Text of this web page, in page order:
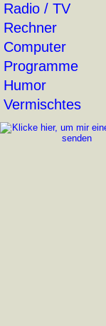
Radio / TV
Rechner
Computer
Programme
Humor
Vermischtes